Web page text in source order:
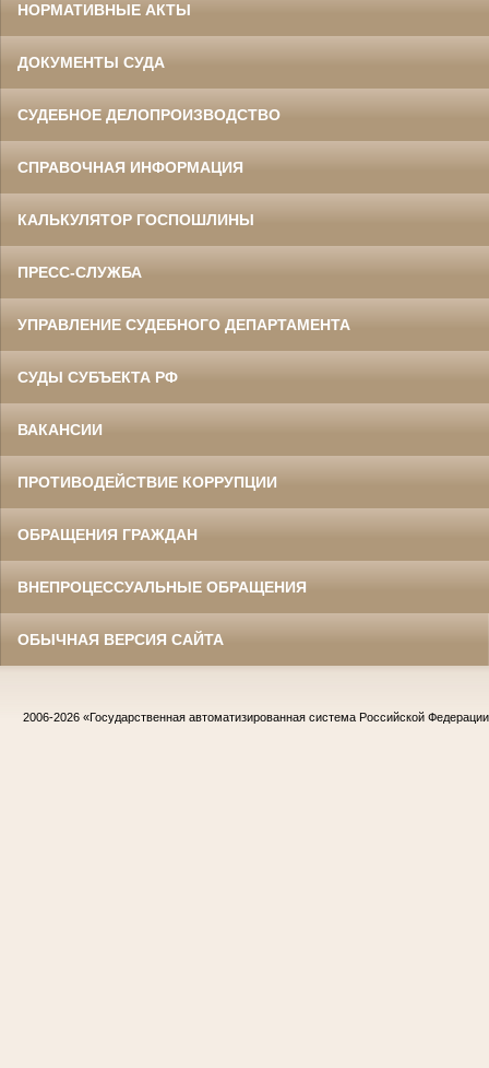
НОРМАТИВНЫЕ АКТЫ
ДОКУМЕНТЫ СУДА
СУДЕБНОЕ ДЕЛОПРОИЗВОДСТВО
СПРАВОЧНАЯ ИНФОРМАЦИЯ
КАЛЬКУЛЯТОР ГОСПОШЛИНЫ
ПРЕСС-СЛУЖБА
УПРАВЛЕНИЕ СУДЕБНОГО ДЕПАРТАМЕНТА
СУДЫ СУБЪЕКТА РФ
ВАКАНСИИ
ПРОТИВОДЕЙСТВИЕ КОРРУПЦИИ
ОБРАЩЕНИЯ ГРАЖДАН
ВНЕПРОЦЕССУАЛЬНЫЕ ОБРАЩЕНИЯ
ОБЫЧНАЯ ВЕРСИЯ САЙТА
2006-2026 «Государственная автоматизированная система Российской